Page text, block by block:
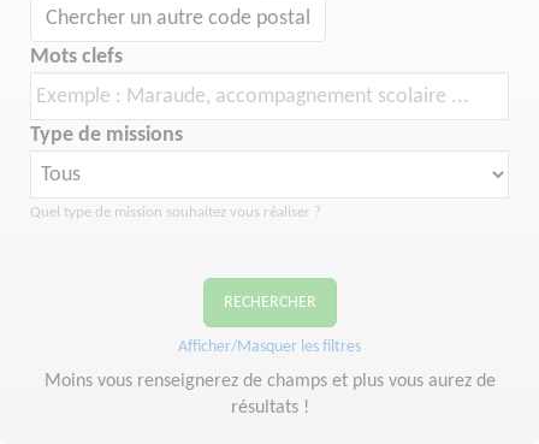
Chercher un autre code postal
Mots clefs
Type de missions
Quel type de mission souhaitez vous réaliser ?
RECHERCHER
Afficher/Masquer les filtres
Moins vous renseignerez de champs et plus vous aurez de
résultats !